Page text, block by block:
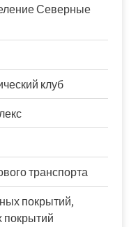
Северные
клуб
транспорта
покрытий,
покрытий